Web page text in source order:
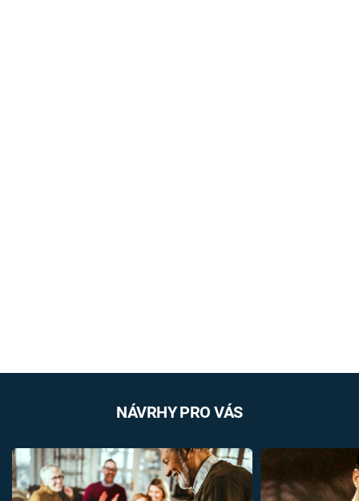
NÁVRHY PRO VÁS